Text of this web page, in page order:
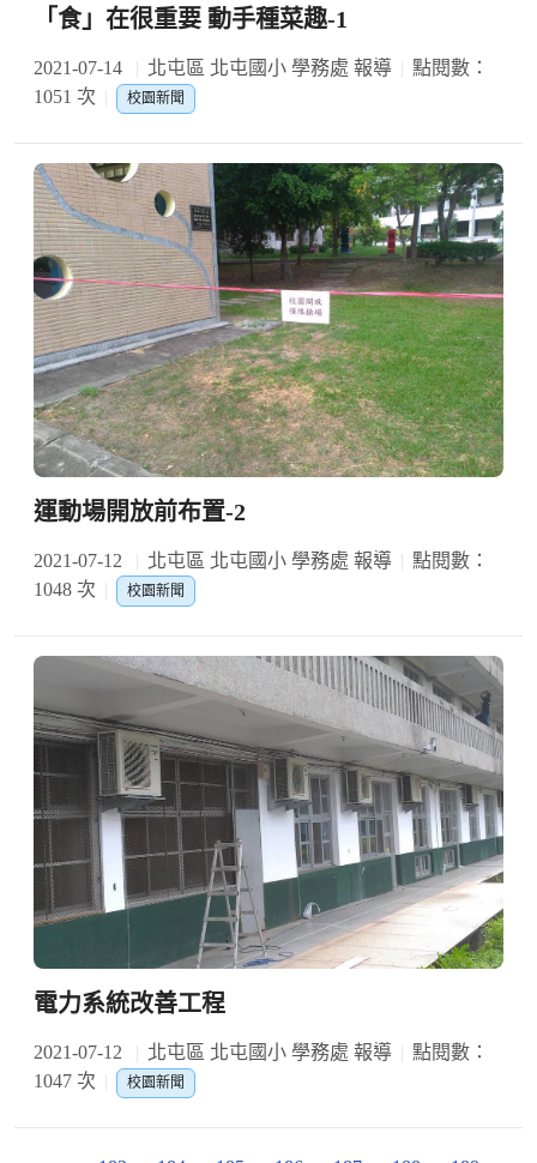
「食」在很重要 動手種菜趣-1
2021-07-14 北屯區 北屯國小 學務處 報導
點閱數：
1051 次
校園新聞
運動場開放前布置-2
2021-07-12 北屯區 北屯國小 學務處 報導
點閱數：
1048 次
校園新聞
電力系統改善工程
2021-07-12 北屯區 北屯國小 學務處 報導
點閱數：
1047 次
校園新聞